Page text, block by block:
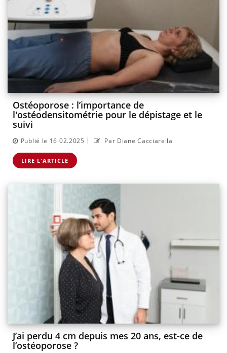
Ostéoporose : l’importance de
l'ostéodensitométrie pour le dépistage et le
suivi
Publié le 16.02.2025 | Par Diane Cacciarella
LIRE L'ARTICLE
J’ai perdu 4 cm depuis mes 20 ans, est-ce de
l’ostéoporose ?